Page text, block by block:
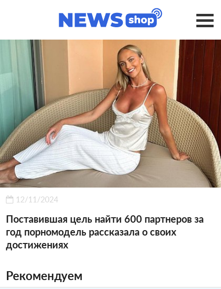
12/11/2024
Поставившая цель найти 600 партнеров за
год порномодель рассказала о своих
достижениях
Рекомендуем